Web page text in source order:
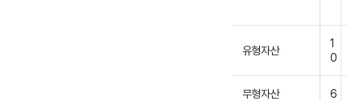
유형자산
1
0
무형자산 6